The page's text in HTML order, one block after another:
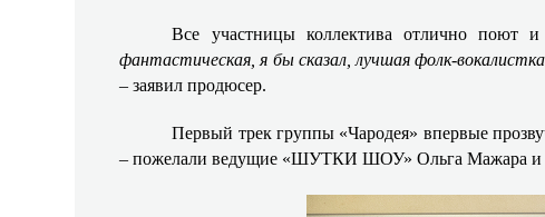
Все участницы коллектива отлично поют
фантастическая, я бы сказал, лучшая фолк-
– заявил продюсер.
Первый трек группы «Чародея» впервые
– пожелали ведущие «ШУТКИ ШОУ» Ольга Мажара и